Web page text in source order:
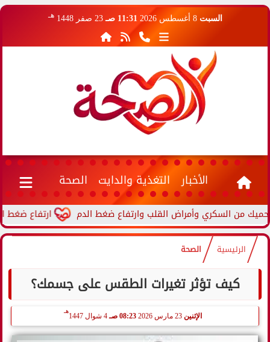
السبت 8 أغسطس 2026 11:31 صـ 23 صفر 1448 هـ
الأخبار التغذية والدايت الصحة
ارتفاع ضغط الدم
الرئيسية الصحة
كيف تؤثر تغيرات الطقس على جسمك؟
الإثنين 23 مارس 2026 08:23 صـ 4 شوال 1447
هـ